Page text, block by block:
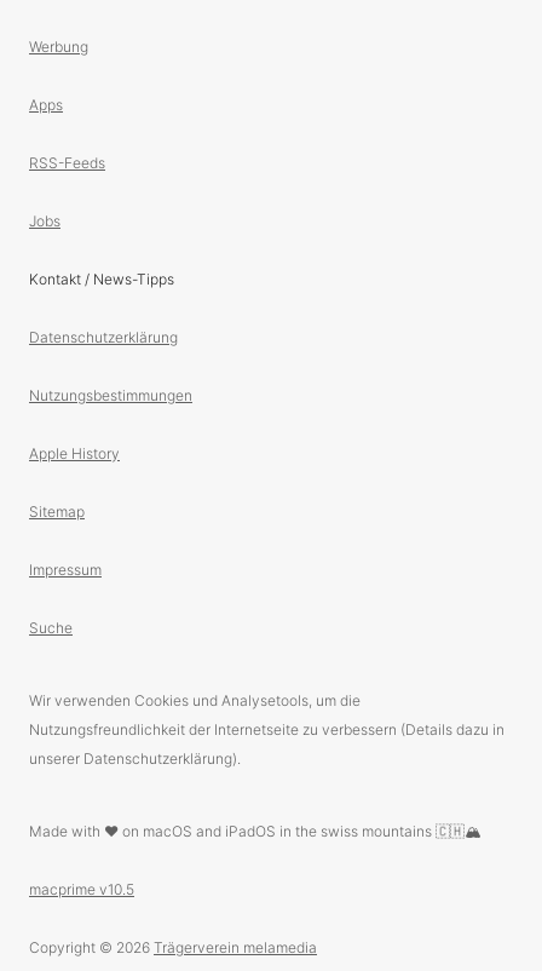
Werbung
Apps
RSS-Feeds
Jobs
Kontakt / News-Tipps
Datenschutzerklärung
Nutzungsbestimmungen
Apple History
Sitemap
Impressum
Suche
Wir verwenden Cookies und Analysetools, um die
Nutzungsfreundlichkeit der Internetseite zu verbessern (Details dazu in
unserer Datenschutzerklärung).
Made with ❤️ on macOS and iPadOS in the swiss mountains 🇨🇭🏔
macprime v10.5
Copyright © 2026 Trägerverein melamedia